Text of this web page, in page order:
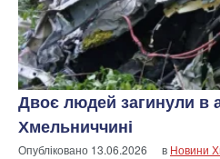
Двоє людей загинули в
Хмельниччині
Опубліковано 13.06.2026 в Новини